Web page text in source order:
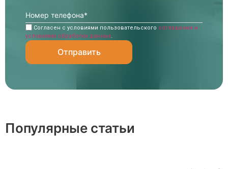
Согласен с условиями пользовательского соглашения и
условиями обработки данных.
Популярные статьи